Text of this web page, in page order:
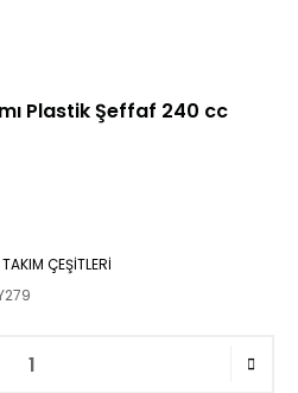
Plastik Şeffaf 240 cc
TAKIM ÇEŞİTLERİ